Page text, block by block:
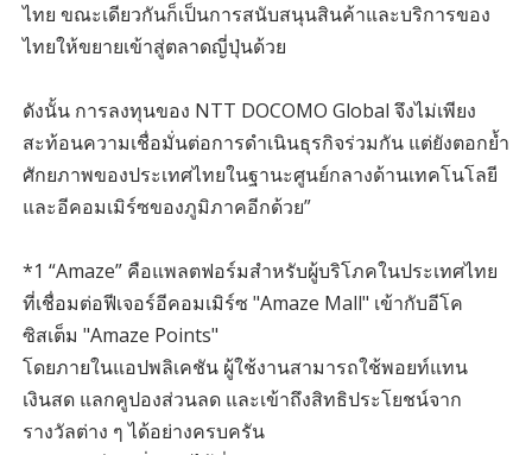
ไทย ขณะเดียวกันก็เป็นการสนับสนุนสินค้าและบริการของ
ไทยให้ขยายเข้าสู่ตลาดญี่ปุ่นด้วย
ดังนั้น การลงทุนของ NTT DOCOMO Global จึงไม่เพียง
สะท้อนความเชื่อมั่นต่อการดำเนินธุรกิจร่วมกัน แต่ยังตอกย้ำ
ศักยภาพของประเทศไทยในฐานะศูนย์กลางด้านเทคโนโลยี
และอีคอมเมิร์ซของภูมิภาคอีกด้วย”
*1 “Amaze” คือแพลตฟอร์มสำหรับผู้บริโภคในประเทศไทย
ที่เชื่อมต่อฟีเจอร์อีคอมเมิร์ซ "Amaze Mall" เข้ากับอีโค
ซิสเต็ม "Amaze Points"
โดยภายในแอปพลิเคชัน ผู้ใช้งานสามารถใช้พอยท์แทน
เงินสด แลกคูปองส่วนลด และเข้าถึงสิทธิประโยชน์จาก
รางวัลต่าง ๆ ได้อย่างครบครัน